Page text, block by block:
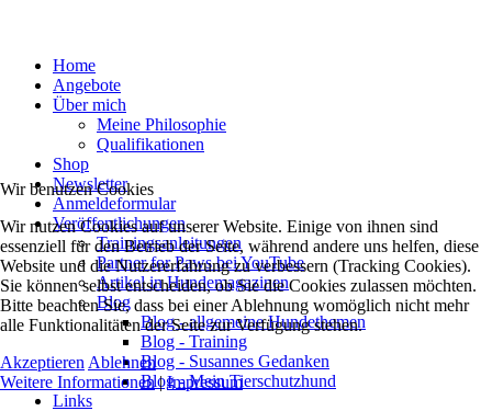
Home
Angebote
Über mich
Meine Philosophie
Qualifikationen
Shop
Newsletter
Anmeldeformular
Veröffentlichungen
Trainingsanleitungen
Partner for Paws bei YouTube
Artikel in Hundemagazinen
Blog
Blog - allgemeine Hundethemen
Blog - Training
Blog - Susannes Gedanken
Blog - Mein Tierschutzhund
Links
Wir benutzen Cookies
Wir nutzen Cookies auf unserer Website. Einige von ihnen sind
essenziell für den Betrieb der Seite, während andere uns helfen, diese
Website und die Nutzererfahrung zu verbessern (Tracking Cookies).
Sie können selbst entscheiden, ob Sie die Cookies zulassen möchten.
Bitte beachten Sie, dass bei einer Ablehnung womöglich nicht mehr
alle Funktionalitäten der Seite zur Verfügung stehen.
Akzeptieren Ablehnen
Weitere Informationen|Impressum